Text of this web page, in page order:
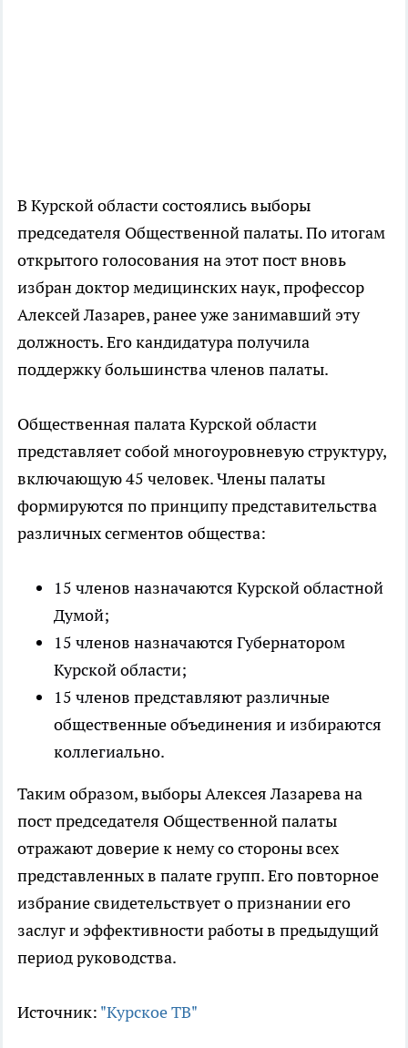
В Курской области состоялись выборы
председателя Общественной палаты. По итогам
открытого голосования на этот пост вновь
избран доктор медицинских наук, профессор
Алексей Лазарев, ранее уже занимавший эту
должность. Его кандидатура получила
поддержку большинства членов палаты.
Общественная палата Курской области
представляет собой многоуровневую структуру,
включающую 45 человек. Члены палаты
формируются по принципу представительства
различных сегментов общества:
15 членов назначаются Курской областной
Думой;
15 членов назначаются Губернатором
Курской области;
15 членов представляют различные
общественные объединения и избираются
коллегиально.
Таким образом, выборы Алексея Лазарева на
пост председателя Общественной палаты
отражают доверие к нему со стороны всех
представленных в палате групп. Его повторное
избрание свидетельствует о признании его
заслуг и эффективности работы в предыдущий
период руководства.
Источник: "Курское ТВ"